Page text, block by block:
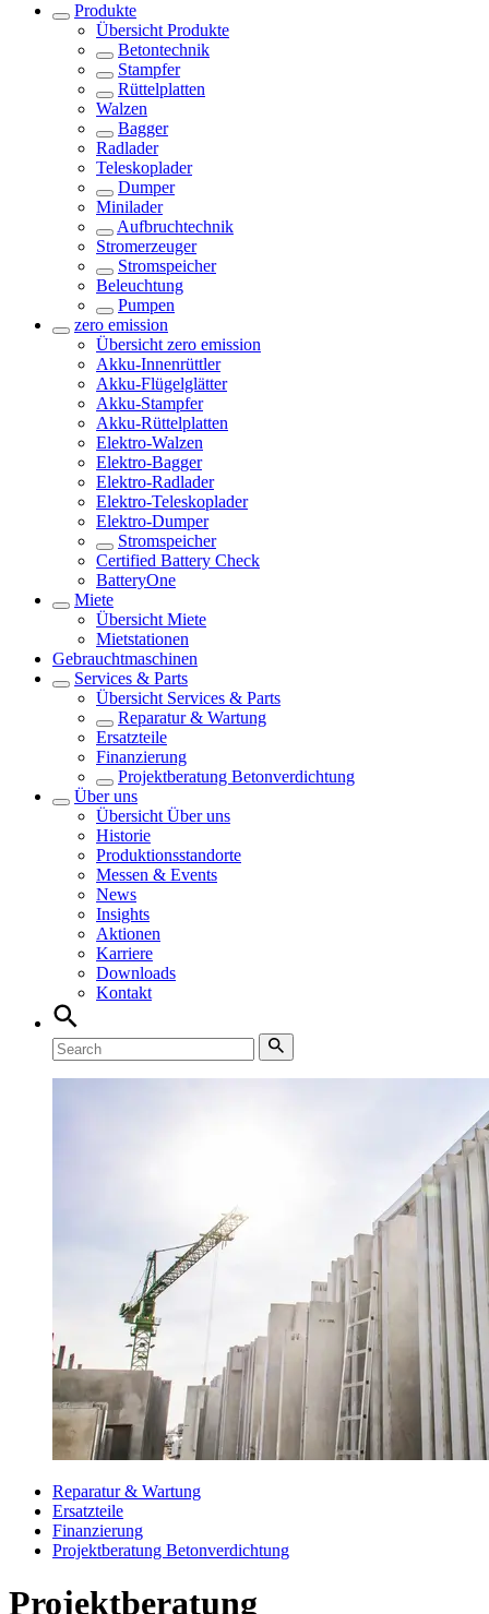
Produkte
Übersicht Produkte
Betontechnik
Stampfer
Rüttelplatten
Walzen
Bagger
Radlader
Teleskoplader
Dumper
Minilader
Aufbruchtechnik
Stromerzeuger
Stromspeicher
Beleuchtung
Pumpen
zero emission
Übersicht zero emission
Akku-Innenrüttler
Akku-Flügelglätter
Akku-Stampfer
Akku-Rüttelplatten
Elektro-Walzen
Elektro-Bagger
Elektro-Radlader
Elektro-Teleskoplader
Elektro-Dumper
Stromspeicher
Certified Battery Check
BatteryOne
Miete
Übersicht Miete
Mietstationen
Gebrauchtmaschinen
Services & Parts
Übersicht Services & Parts
Reparatur & Wartung
Ersatzteile
Finanzierung
Projektberatung Betonverdichtung
Über uns
Übersicht Über uns
Historie
Produktionsstandorte
Messen & Events
News
Insights
Aktionen
Karriere
Downloads
Kontakt
Reparatur & Wartung
Ersatzteile
Finanzierung
Projektberatung Betonverdichtung
Projektberatung